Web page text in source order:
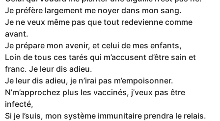
Je préfère largement me noyer dans mon sang.
Je ne veux même pas que tout redevienne comme
avant.
Je prépare mon avenir, et celui de mes enfants,
Loin de tous ces tarés qui m’accusent d’être sain et
franc. Je leur dis adieu.
Je leur dis adieu, je n’irai pas m’empoisonner.
N’m’approchez plus les vaccinés, j’veux pas être
infecté,
Si je l’suis, mon système immunitaire prendra le relais.